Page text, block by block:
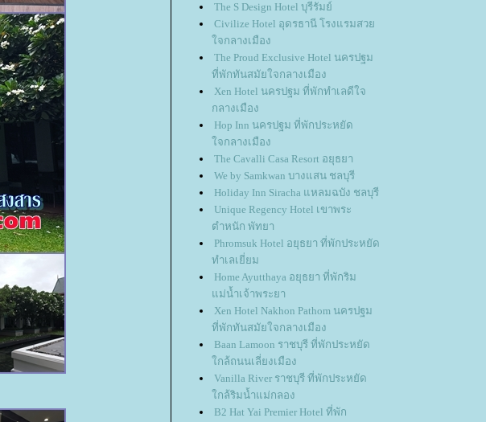
The S Design Hotel บุรีรัมย์
Civilize Hotel อุดรธานี โรงแรมสว
จกลางเมือง
The Proud Exclusive Hotel นครปฐม
ที่พักทันสมัยใจกลางเมือง
Xen Hotel นครปฐม ที่พักทำเลดีใจ
กลางเมือง
Hop Inn นครปฐม ที่พักประหยัด
จกลางเมือง
The Cavalli Casa Resort อยุธยา
We by Samkwan บางแสน ชลบุรี
Holiday Inn Siracha แหลมฉบัง ชลบุรี
Unique Regency Hotel เขาพระ
ตำหนัก พัทยา
Phromsuk Hotel อยุธยา ที่พักประหยัด
ทำเลเยี่ยม
Home Ayutthaya อยุธยา ที่พักริม
ม่น้ำเจ้าพระยา
Xen Hotel Nakhon Pathom นครปฐม
ที่พักทันสมัยใจกลางเมือง
Baan Lamoon ราชบุรี ที่พักประหยัด
กล้ถนนเลี่ยงเมือง
Vanilla River ราชบุรี ที่พักประหยัด
กล้ริมน้ำแม่กลอง
B2 Hat Yai Premier Hotel ที่พัก